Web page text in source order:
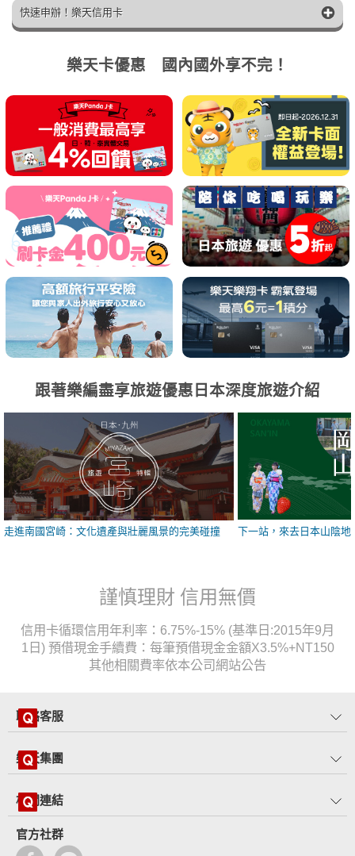
快速申辦！樂天信用卡
樂天卡優惠 國內國外享不完！
跟著樂編盡享旅遊優惠日本深度旅遊介紹
走進南國宮崎：文化遺產與壯麗風景的完美碰撞 下一站，來去日本山陰地
謹慎理財 信用無價
信用卡循環信用年利率：6.75%-15% (基準日:2015年9月
1日) 預借現金手續費：每筆預借現金金額X3.5%+NT150
其他相關費率依本公司網站公告
聯絡客服
樂天集團
相關連結
官方社群